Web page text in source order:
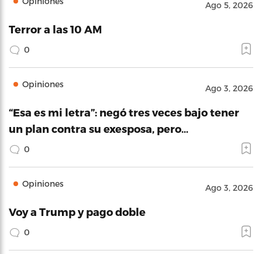
Ago 5, 2026
Terror a las 10 AM
0
Opiniones Ago 3, 2026
“Esa es mi letra”: negó tres veces bajo tener
un plan contra su exesposa, pero…
0
Opiniones Ago 3, 2026
Voy a Trump y pago doble
0